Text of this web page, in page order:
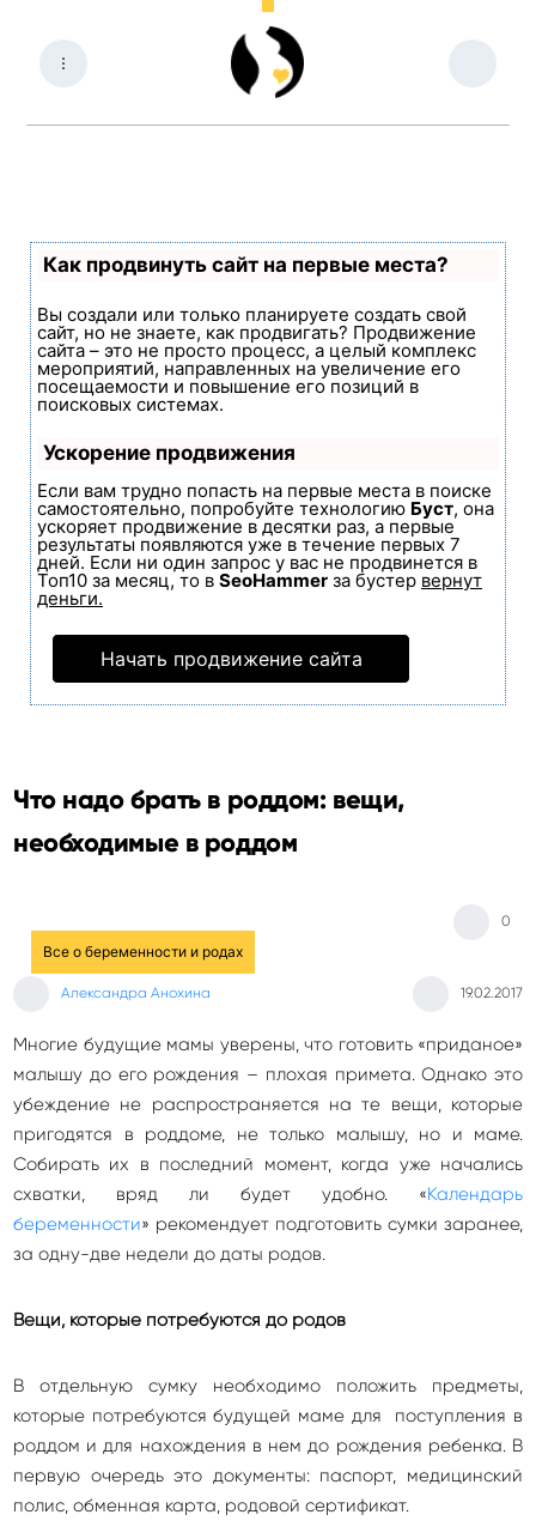
Как продвинуть сайт на первые места?
Вы создали или только планируете создать свой
сайт, но не знаете, как продвигать? Продвижение
сайта – это не просто процесс, а целый комплекс
мероприятий, направленных на увеличение его
посещаемости и повышение его позиций в
поисковых системах.
Ускорение продвижения
Если вам трудно попасть на первые места в поиске
самостоятельно, попробуйте технологию Буст, она
ускоряет продвижение в десятки раз, а первые
результаты появляются уже в течение первых 7
дней. Если ни один запрос у вас не продвинется в
Топ10 за месяц, то в SeoHammer за бустер вернут
деньги.
Начать продвижение сайта
Что надо брать в роддом: вещи,
необходимые в роддом
Все о беременности и родах
Александра Анохина 19.02.2017
0
Многие будущие мамы уверены, что готовить «приданое»
малышу до его рождения – плохая примета. Однако это
убеждение не распространяется на те вещи, которые
пригодятся в роддоме, не только малышу, но и маме.
Собирать их в последний момент, когда уже начались
схватки, вряд ли будет удобно. «Календарь
беременности» рекомендует подготовить сумки заранее,
за одну-две недели до даты родов.
Вещи, которые потребуются до родов
В отдельную сумку необходимо положить предметы,
которые потребуются будущей маме для поступления в
роддом и для нахождения в нем до рождения ребенка. В
первую очередь это документы: паспорт, медицинский
полис, обменная карта, родовой сертификат.